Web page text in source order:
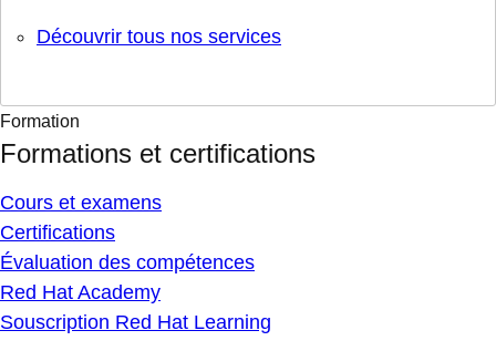
Découvrir tous nos services
Formation
Formations et certifications
Cours et examens
Certifications
Évaluation des compétences
Red Hat Academy
Souscription Red Hat Learning